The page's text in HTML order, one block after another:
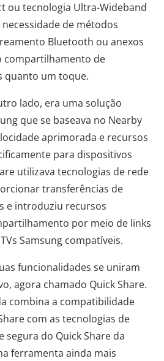
ou tecnologia Ultra-Wideband
necessidade de métodos
Bluetooth ou anexos
compartilhamento de
quanto um toque.
lado, era uma solução
que se baseava no Nearby
aprimorada e recursos
para dispositivos
utilizava tecnologias de rede
transferências de
e introduziu recursos
por meio de links
Samsung compatíveis.
funcionalidades se uniram
agora chamado Quick Share.
combina a compatibilidade
com as tecnologias de
do Quick Share da
ferramenta ainda mais